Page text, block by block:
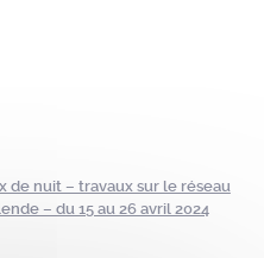
de nuit – travaux sur le réseau
– du 15 au 26 avril 2024